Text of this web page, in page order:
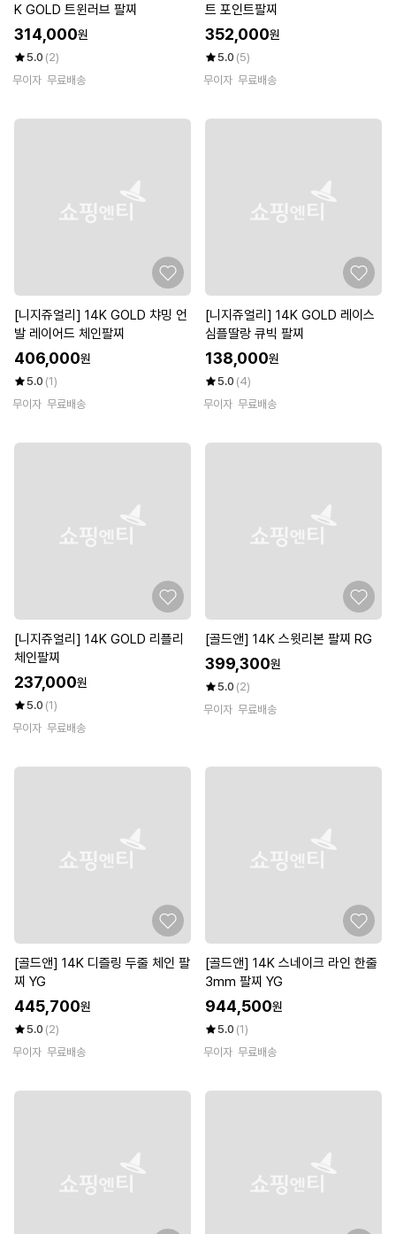
K GOLD 트윈러브 팔찌
314,000원
5.0 (2)
무이자 무료배송
트 포인트팔찌
352,000원
5.0 (5)
무이자 무료배송
[니지쥬얼리] 14K GOLD 챠밍 언
발 레이어드 체인팔찌
406,000원
5.0 (1)
무이자 무료배송
[니지쥬얼리] 14K GOLD 레이스
심플딸랑 큐빅 팔찌
138,000원
5.0 (4)
무이자 무료배송
[니지쥬얼리] 14K GOLD 리플리
체인팔찌
237,000원
5.0 (1)
무이자 무료배송
[골드앤] 14K 스윗리본 팔찌 RG
399,300원
5.0 (2)
무이자 무료배송
[골드앤] 14K 디즐링 두줄 체인 팔
찌 YG
445,700원
5.0 (2)
무이자 무료배송
[골드앤] 14K 스네이크 라인 한줄
3mm 팔찌 YG
944,500원
5.0 (1)
무이자 무료배송